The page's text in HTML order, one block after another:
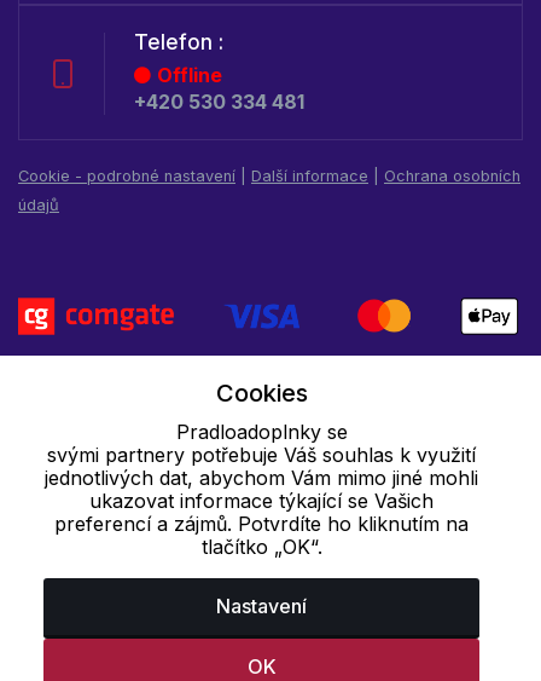
Telefon :
Offline
+420 530 334 481
Cookie - podrobné nastavení Další informace
Ochrana osobních
údajů
Cookies
Pradloadoplnky se
svými partnery potřebuje Váš souhlas k využití
jednotlivých dat, abychom Vám mimo jiné mohli
ukazovat informace týkající se Vašich
preferencí a zájmů. Potvrdíte ho kliknutím na
tlačítko „OK“.
Nastavení
OK